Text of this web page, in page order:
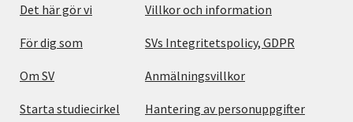
Det här gör vi
För dig som
Om SV
Starta studiecirkel
Villkor och information
SVs Integritetspolicy, GDPR
Anmälningsvillkor
Hantering av personuppgifter